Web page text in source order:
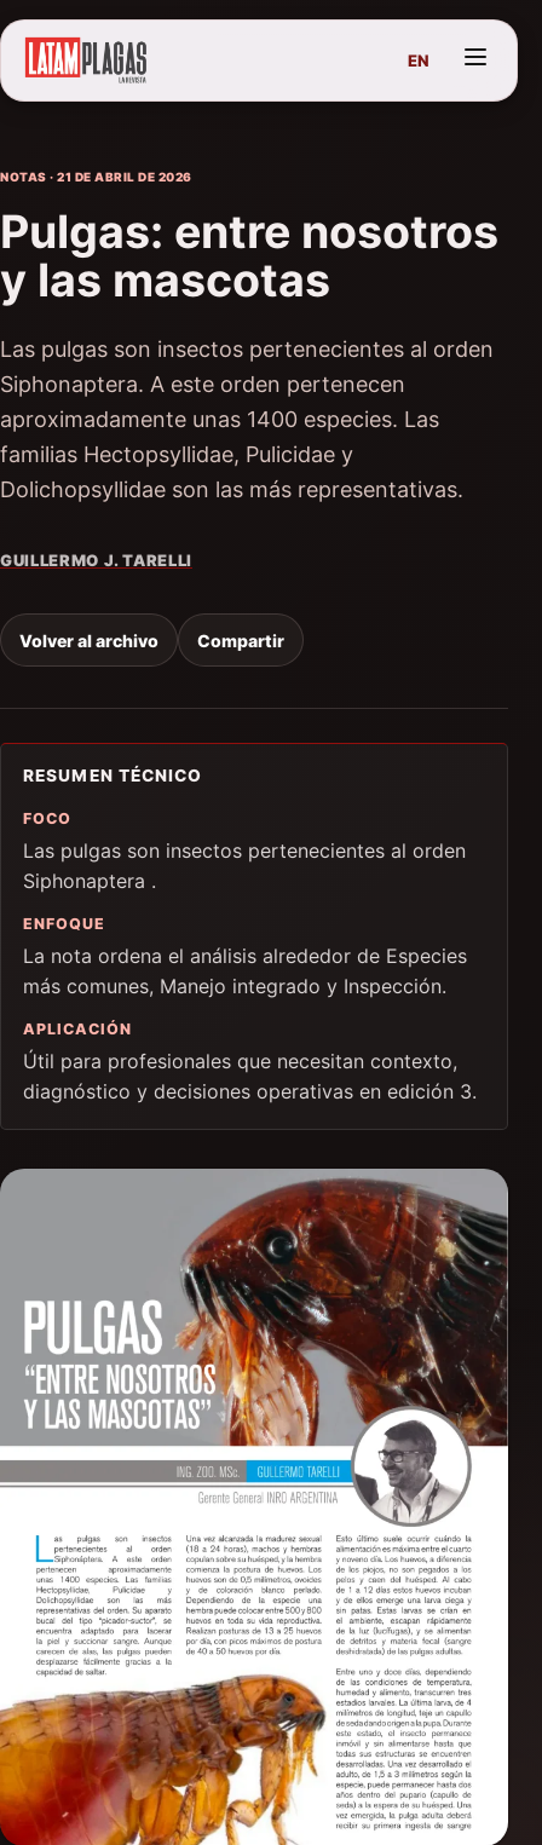
EN
NOTAS · 21 DE ABRIL DE 2026
Pulgas: entre nosotros
y las mascotas
Las pulgas son insectos pertenecientes al orden
Siphonaptera. A este orden pertenecen
aproximadamente unas 1400 especies. Las
familias Hectopsyllidae, Pulicidae y
Dolichopsyllidae son las más representativas.
GUILLERMO J. TARELLI
Volver al archivo Compartir
RESUMEN TÉCNICO
FOCO
Las pulgas son insectos pertenecientes al orden
Siphonaptera .
ENFOQUE
La nota ordena el análisis alrededor de Especies
más comunes, Manejo integrado y Inspección.
APLICACIÓN
Útil para profesionales que necesitan contexto,
diagnóstico y decisiones operativas en edición 3.